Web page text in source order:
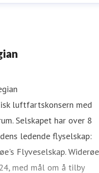
luftfartskonsern med
Selskapet har over 8
ledende flyselskap:
Flyveselskap. Widerøe
med mål om å tilby